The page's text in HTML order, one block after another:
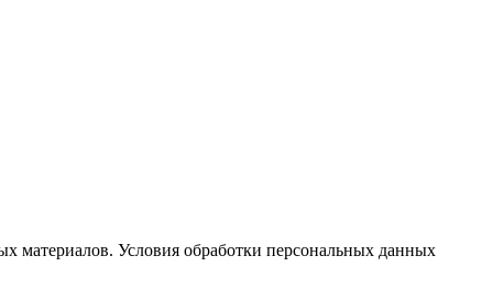
материалов. Условия обработки персональных данных